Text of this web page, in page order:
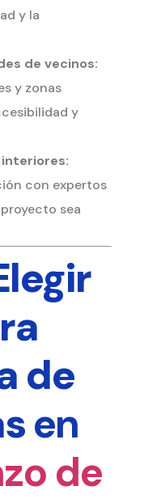
y la
de vecinos:
y zonas
y
con expertos
sea
de
en
de